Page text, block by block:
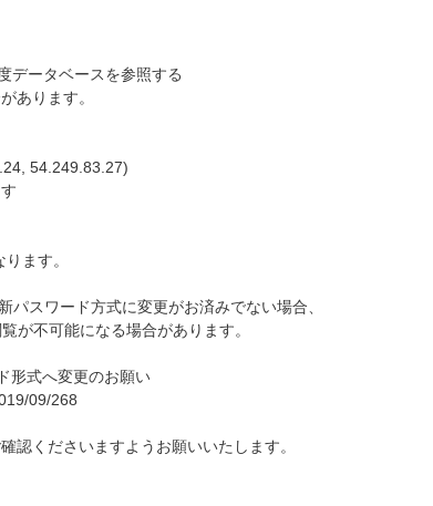
データベースを参照する
あります。
54.249.83.27)
ます。
スワード方式に変更がお済みでない場合、
が不可能になる場合があります。
形式へ変更のお願い
09/268
認くださいますようお願いいたします。